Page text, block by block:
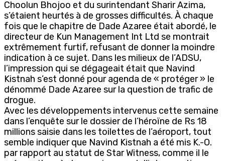
Choolun Bhojoo et du surintendant Sharir Azima,
s’étaient heurtés à de grosses difficultés. À chaque
fois que le chapitre de Dade Azaree était abordé, le
directeur de Kun Management Int Ltd se montrait
extrêmement furtif, refusant de donner la moindre
indication à ce sujet. Dans les milieux de l’ADSU,
l’impression qui se dégageait était que Navind
Kistnah s’est donné pour agenda de « protéger » le
dénommé Dade Azaree sur la question de trafic de
drogue.
Avec les développements intervenus cette semaine
dans l’enquête sur le dossier de l’héroïne de Rs 18
millions saisie dans les toilettes de l’aéroport, tout
semble indiquer que Navind Kistnah a été mis K.-O.
par rapport au statut de Star Witness, comme il le